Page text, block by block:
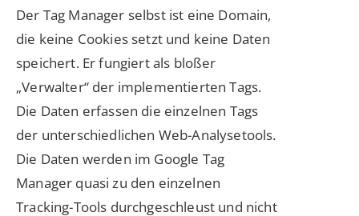
Der Tag Manager selbst ist eine Domain,
die keine Cookies setzt und keine Daten
speichert. Er fungiert als bloßer
„Verwalter“ der implementierten Tags.
Die Daten erfassen die einzelnen Tags
der unterschiedlichen Web-Analysetools.
Die Daten werden im Google Tag
Manager quasi zu den einzelnen
Tracking-Tools durchgeschleust und nicht